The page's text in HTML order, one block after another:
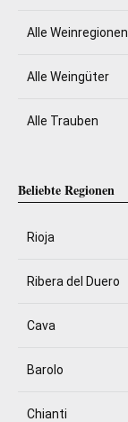
Alle Weinregionen
Alle Weingüter
Alle Trauben
Beliebte Regionen
Rioja
Ribera del Duero
Cava
Barolo
Chianti